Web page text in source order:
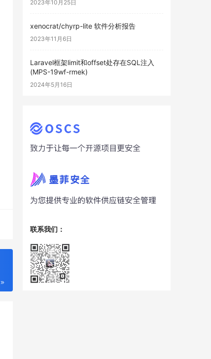
2023年10月25日
xenocrat/chyrp-lite 软件分析报告
2023年11月6日
Laravel框架limit和offset处存在SQL注入
(MPS-19wf-rmek)
2024年5月16日
联系我们：